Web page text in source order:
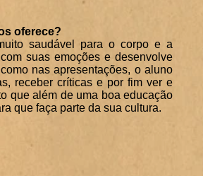
oferece?
saudável para o corpo e a
suas emoções e desenvolve
nas apresentações, o aluno
receber críticas e por fim ver e
que além de uma boa educação
que faça parte da sua cultura.